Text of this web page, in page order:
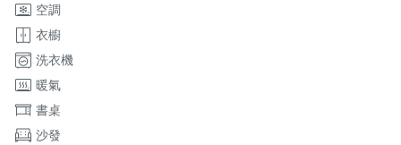
空調
衣櫥
洗衣機
暖氣
書桌
沙發